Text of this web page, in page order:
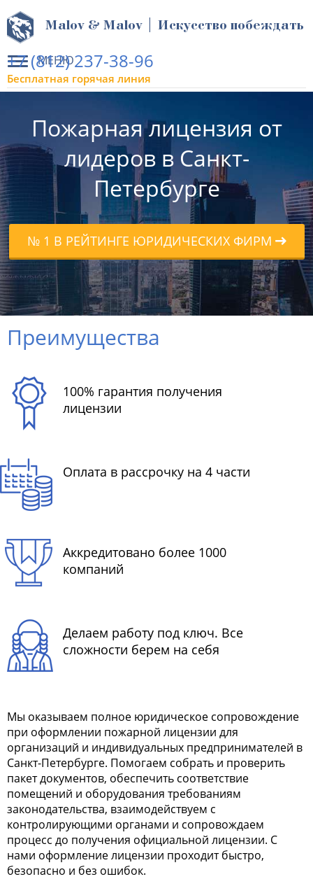
МЕНЮ
Malov & Malov | Искусство побеждать
+7 (812) 237-38-96
Бесплатная горячая линия
Пожарная лицензия от
лидеров в Санкт-
Петербурге
№ 1 В РЕЙТИНГЕ ЮРИДИЧЕСКИХ ФИРМ
Преимущества
100% гарантия получения
лицензии
Оплата в рассрочку на 4 части
Аккредитовано более 1000
компаний
Делаем работу под ключ. Все
сложности берем на себя
Мы оказываем полное юридическое сопровождение
при оформлении пожарной лицензии для
организаций и индивидуальных предпринимателей в
Санкт-Петербурге. Помогаем собрать и проверить
пакет документов, обеспечить соответствие
помещений и оборудования требованиям
законодательства, взаимодействуем с
контролирующими органами и сопровождаем
процесс до получения официальной лицензии. С
нами оформление лицензии проходит быстро,
безопасно и без ошибок.